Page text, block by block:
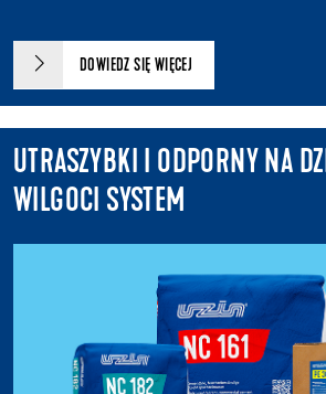
DOWIEDZ SIĘ WIĘCEJ
UTRASZYBKI I ODPORNY NA
WILGOCI SYSTEM